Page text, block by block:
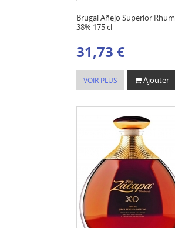
Brugal Añejo Superior Rhum
38% 175 cl
31,73 €
VOIR PLUS Ajouter